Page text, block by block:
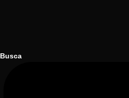
Busca